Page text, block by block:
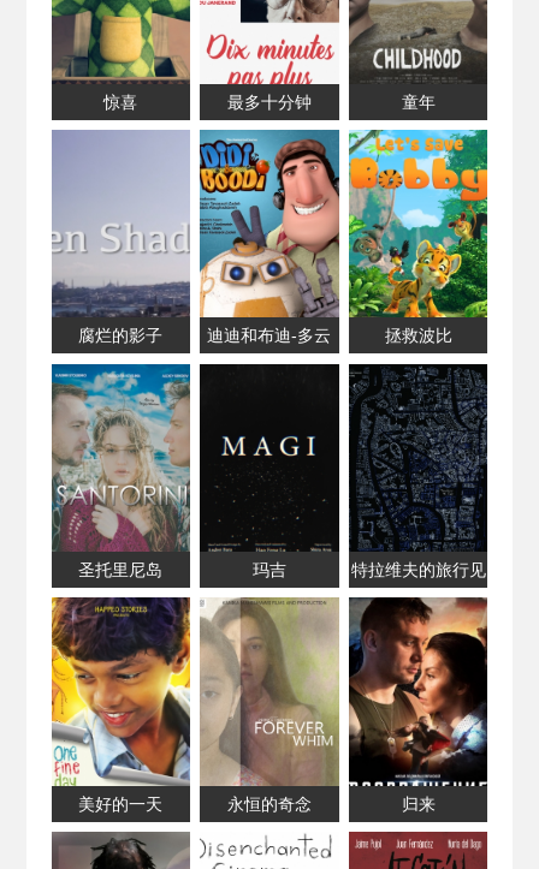
惊喜 最多十分钟 童年
腐烂的影子
迪迪和布迪-多云
拯救波比
圣托里尼岛 玛吉
特拉维夫的旅行见
闻
美好的一天 永恒的奇念 归来